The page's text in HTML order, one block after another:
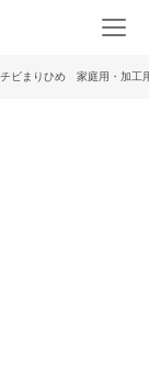
チビまりひめ 家庭用・加